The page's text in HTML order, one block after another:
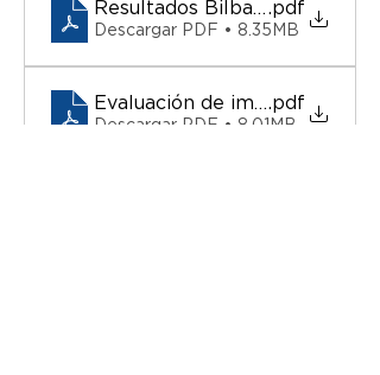
Resultados Bilbao versión
.pdf
Descargar PDF • 8.35MB
Evaluación de impacto y
.pdf
Descargar PDF • 8.01MB